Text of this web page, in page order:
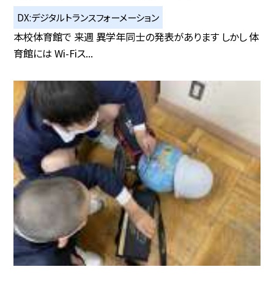
DX:デジタルトランスフォーメーション
本校体育館で 来週 異学年同士の発表があります しかし 体
育館には Wi-Fiス...